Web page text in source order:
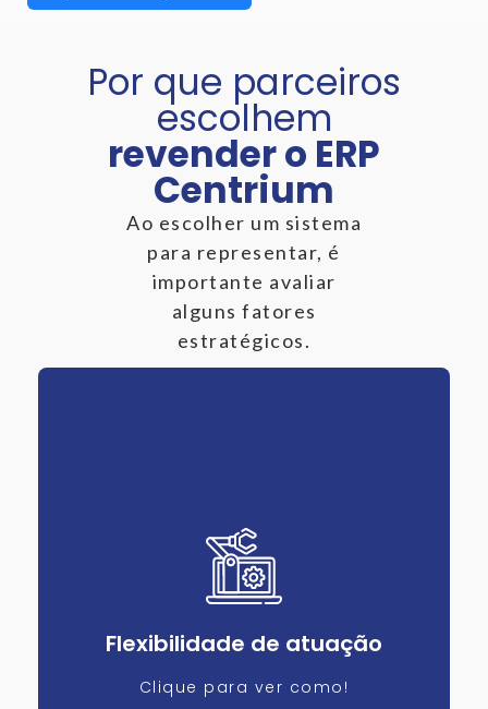
Por que parceiros
escolhem
revender o ERP
Centrium
Ao escolher um sistema
para representar, é
importante avaliar
alguns fatores
estratégicos.
Flexibilidade de atuação
Clique para ver como!